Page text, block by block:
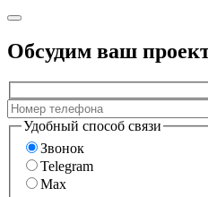
Обсудим ваш
Удобный способ связи
Звонок
Telegram
Max